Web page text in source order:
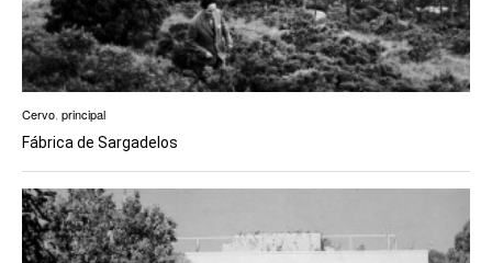
Cervo, principal
Fábrica de Sargadelos